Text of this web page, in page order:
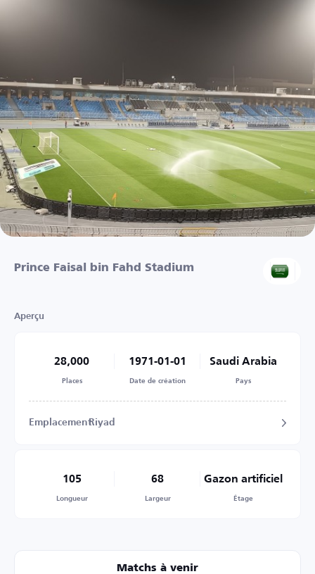
Prince Faisal bin Fahd Stadium
Aperçu
28,000
Places
1971-01-01
Date de création
Saudi Arabia
Pays
EmplacementRiyad
105
Longueur
68
Largeur
Gazon artificiel
Étage
Matchs à venir